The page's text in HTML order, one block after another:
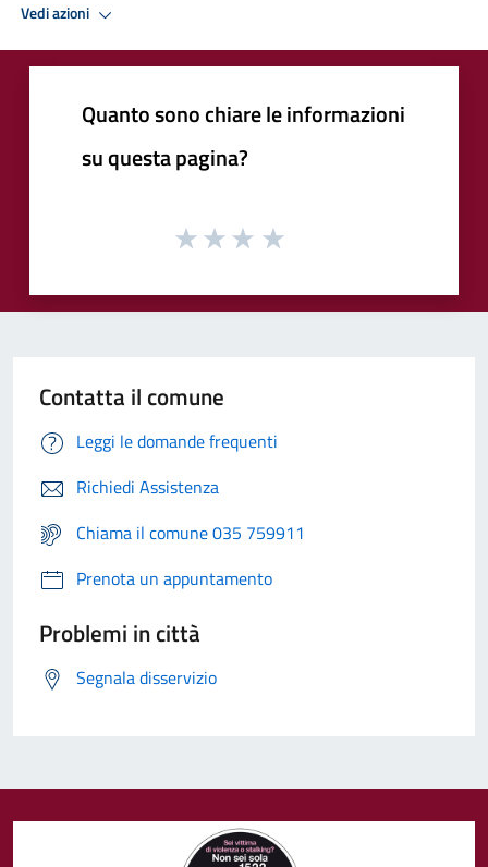
Vedi azioni
Quanto sono chiare le informazioni
su questa pagina?
Contatta il comune
Leggi le domande frequenti
Richiedi Assistenza
Chiama il comune 035 759911
Prenota un appuntamento
Problemi in città
Segnala disservizio